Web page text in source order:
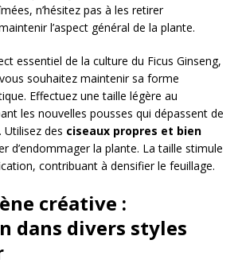
n’hésitez pas à les retirer
l’aspect général de la plante.
essentiel de la culture du Ficus Ginseng,
souhaitez maintenir sa forme
Effectuez une taille légère au
les nouvelles pousses qui dépassent de
des ciseaux propres et bien
d’endommager la plante. La taille stimule
contribuant à densifier le feuillage.
créative :
dans divers styles